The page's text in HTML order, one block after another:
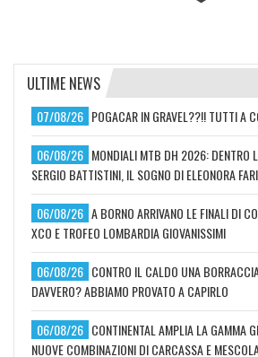
ULTIME NEWS
07/08/26 POGACAR IN GRAVEL??!! TUTTI A
06/08/26 MONDIALI MTB DH 2026: DENTRO
SERGIO BATTISTINI, IL SOGNO DI ELEONORA
06/08/26 A BORNO ARRIVANO LE FINALI DI
XCO E TROFEO LOMBARDIA GIOVANISSIMI
06/08/26 CONTRO IL CALDO UNA
DAVVERO? ABBIAMO PROVATO A CAPIRLO
06/08/26 CONTINENTAL AMPLIA LA GAMMA
NUOVE COMBINAZIONI DI CARCASSA E